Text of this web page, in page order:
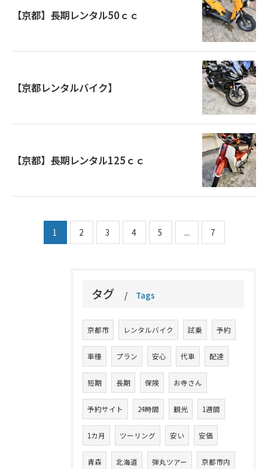
【京都】長期レンタル50ｃｃ
【京都レンタルバイク】
【京都】長期レンタル125ｃｃ
1 2 3 4 5 ... 7
タグ Tags
京都市 レンタルバイク 試乗 予約
車種 プラン 安心 代車 配達
短期 長期 保険 お寺さん
予約サイト 24時間 観光 1週間
1カ月 ツーリング 安い 安価
青森 北海道 弾丸ツアー 京都市内